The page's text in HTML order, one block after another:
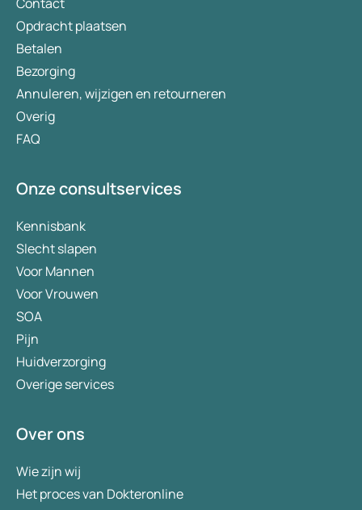
Opdracht plaatsen
Betalen
Bezorging
Annuleren, wijzigen en retourneren
Overig
FAQ
Onze consultservices
Kennisbank
Slecht slapen
Voor Mannen
Voor Vrouwen
SOA
Pijn
Huidverzorging
Overige services
Over ons
Wie zijn wij
Het proces van Dokteronline